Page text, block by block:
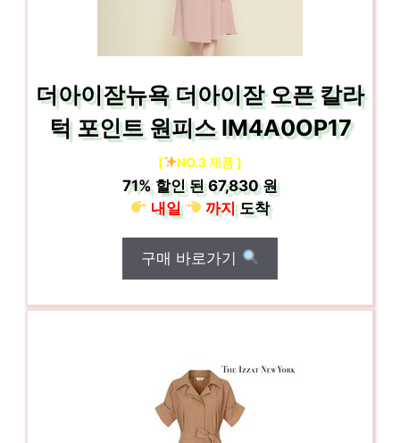
더아이잗뉴욕 더아이잗 오픈 칼라
턱 포인트 원피스 IM4A0OP17
[ NO.3 제품 ]
71% 할인 된67,830 원
내일
까지도착
구매 바로가기